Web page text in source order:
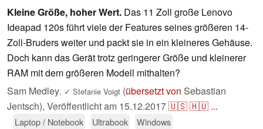
Kleine Größe, hoher Wert. Das 11 Zoll große Lenovo
Ideapad 120s führt viele der Features seines größeren 14-
Zoll-Bruders weiter und packt sie in ein kleineres Gehäuse.
Doch kann das Gerät trotz geringerer Größe und kleinerer
RAM mit dem größeren Modell mithalten?
Sam Medley, ✓ Stefanie Voigt (übersetzt von Sebastian
Jentsch), Veröffentlicht am 15.12.2017🇺🇸🇭🇺 ...
Laptop / Notebook Ultrabook Windows